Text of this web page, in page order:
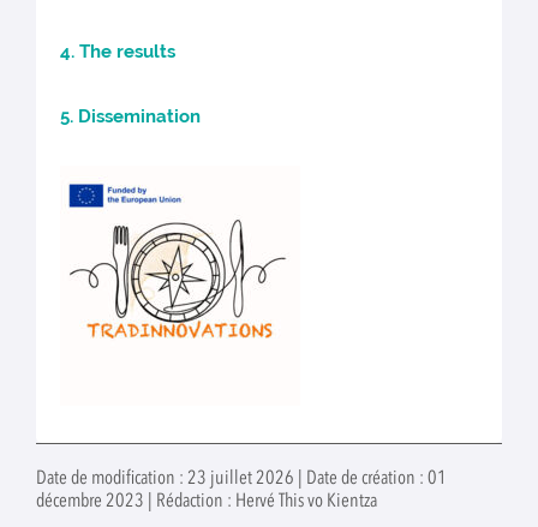
4. The results
5. Dissemination
Date de modification : 23 juillet 2026 | Date de création : 01
décembre 2023 | Rédaction : Hervé This vo Kientza